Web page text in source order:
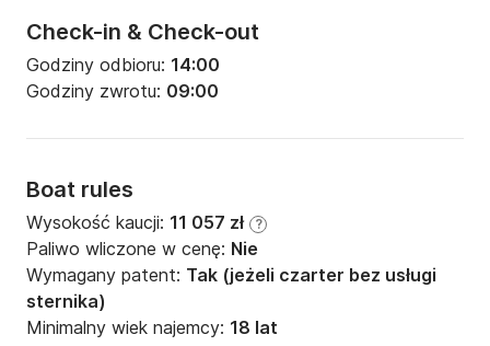
Check-in & Check-out
Godziny odbioru: 14:00
Godziny zwrotu: 09:00
Boat rules
Wysokość kaucji: 11 057 zł ?
Paliwo wliczone w cenę: Nie
Wymagany patent: Tak (jeżeli czarter bez usługi
sternika)
Minimalny wiek najemcy: 18 lat